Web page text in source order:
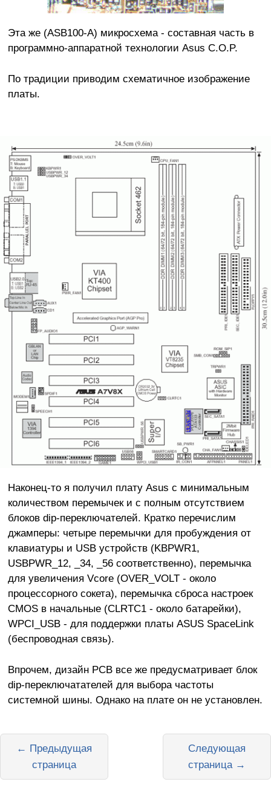
Эта же (ASB100-A) микросхема - составная часть в
программно-аппаратной технологии Asus C.O.P.
По традиции приводим схематичное изображение
платы.
Наконец-то я получил плату Asus с минимальным
количеством перемычек и с полным отсутствием
блоков dip-переключателей. Кратко перечислим
джамперы: четыре перемычки для пробуждения от
клавиатуры и USB устройств (KBPWR1,
USBPWR_12, _34, _56 соответственно), перемычка
для увеличения Vcore (OVER_VOLT - около
процессорного сокета), перемычка сброса настроек
CMOS в начальные (CLRTC1 - около батарейки),
WPCI_USB - для поддержки платы ASUS SpaceLink
(беспроводная связь).
Впрочем, дизайн PCB все же предусматривает блок
dip-переключатателей для выбора частоты
системной шины. Однако на плате он не установлен.
Следующая
страница →
← Предыдущая
страница